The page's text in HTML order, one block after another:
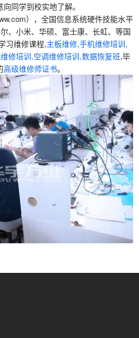
同学到校实地了解。
），全国信息系统硬件技能水平
、小米、华硕、富士康、长虹、等国
习维修课程,主板维修,手机维修培训,
修培训,空调维修培训,数据恢复班,毕
高级维修师证书。